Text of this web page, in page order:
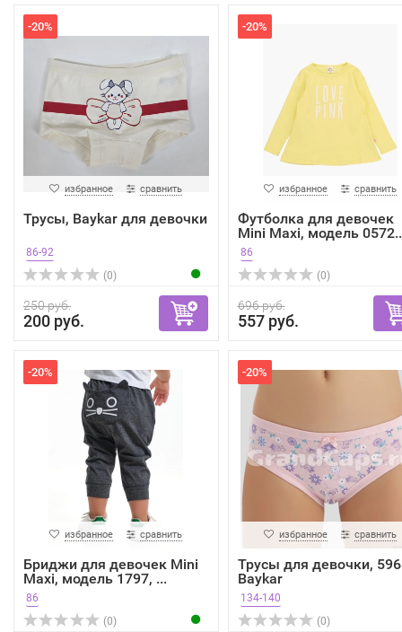
-20%
избранное сравнить
Трусы, Baykar для девочки
86-92
(0)
250 руб.
200 руб.
-20%
избранное сравнить
Футболка для девочек
Mini Maxi, модель
86
(0)
696 руб.
557 руб.
-20%
избранное сравнить
Бриджи для девочек Mini
Maxi, модель 1797, ...
86
(0)
-20%
избранное сравнить
Трусы для девочки,
Baykar
134-140
(0)